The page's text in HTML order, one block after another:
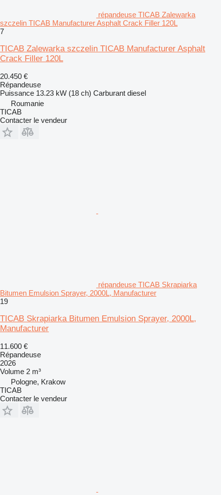
répandeuse TICAB Zalewarka
szczelin TICAB Manufacturer Asphalt Crack Filler 120L
7
TICAB Zalewarka szczelin TICAB Manufacturer Asphalt
Crack Filler 120L
20.450 €
Répandeuse
Puissance 13.23 kW (18 ch) Carburant diesel
Roumanie
TICAB
Contacter le vendeur
répandeuse TICAB Skrapiarka
Bitumen Emulsion Sprayer, 2000L, Manufacturer
19
TICAB Skrapiarka Bitumen Emulsion Sprayer, 2000L,
Manufacturer
11.600 €
Répandeuse
2026
Volume 2 m³
Pologne, Krakow
TICAB
Contacter le vendeur